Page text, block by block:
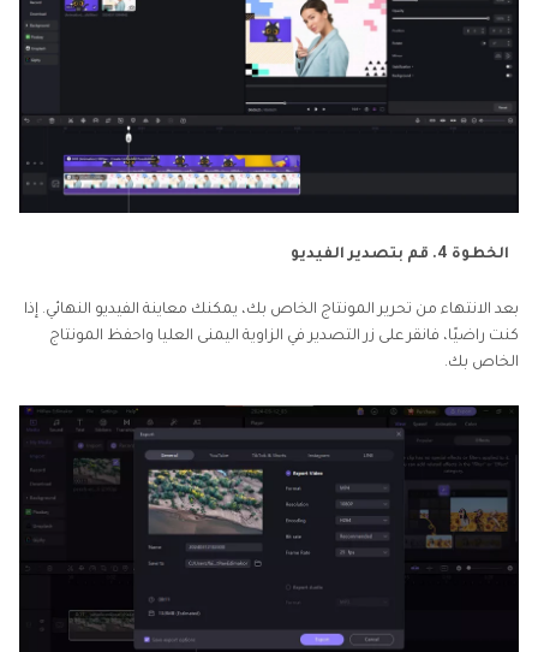
الخطوة 4. قم بتصدير الفيديو
بعد الانتهاء من تحرير المونتاج الخاص بك، يمكنك معاينة الفيديو النهائي. إذا
كنت راضيًا، فانقر على زر التصدير في الزاوية اليمنى العليا واحفظ المونتاج
الخاص بك.